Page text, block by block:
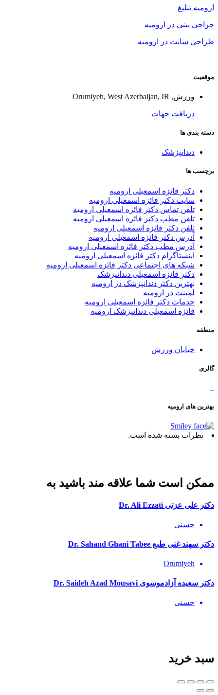
ارومیه تبلیغ
جراحی بینی در ارومیه
طراحی سایت در ارومیه
موقعیت
ورزش, Orumiyeh, West Azerbaijan, IR
دریافت جهات
دسته بندی ها
دندانپزشک
برچسب ها
دکتر فائزه اسمعیلی ارومیه
سایت دکتر فائزه اسمعیلی ارومیه
تلفن تماس دکتر فائزه اسمعیلی ارومیه
تلفن مطب دکتر فائزه اسمعیلی ارومیه
تلفن دکتر فائزه اسمعیلی ارومیه
آدرس دکتر فائزه اسمعیلی ارومیه
آدرس مطب دکتر فائزه اسمعیلی ارومیه
اینستاگرام دکتر فائزه اسمعیلی ارومیه
شبکه های اجتماعی دکتر فائزه اسمعیلی ارومیه
دکتر فائزه اسمعیلی دندانپزشک
بهترین دکتر دندانپزشک در ارومیه
لمینت در ارومیه
خدمات دکتر فائزه اسمعیلی ارومیه
فائزه اسمعیلی دندانپزشک ارومیه
منطقه
خیابان ورزش
گالری
بهترین های ارومیه
نظرات بسته شده است.
ممکن است شما علاقه مند باشید به
دکتر علی عزتی Dr. Ali Ezzati
حسنی
دکتر سهند غنی طبع Dr. Sahand Ghani Tabee
Orumiyeh
دکتر سعیده آزادموسوی Dr. Saideh Azad Mousavi
حسنی
سبد خرید